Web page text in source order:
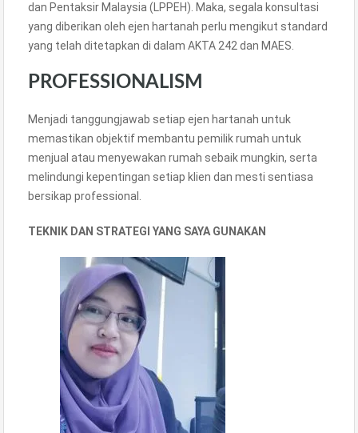
dan Pentaksir Malaysia (LPPEH). Maka, segala konsultasi
yang diberikan oleh ejen hartanah perlu mengikut standard
yang telah ditetapkan di dalam AKTA 242 dan MAES.
PROFESSIONALISM
Menjadi tanggungjawab setiap ejen hartanah untuk
memastikan objektif membantu pemilik rumah untuk
menjual atau menyewakan rumah sebaik mungkin, serta
melindungi kepentingan setiap klien dan mesti sentiasa
bersikap professional.
TEKNIK DAN STRATEGI YANG SAYA GUNAKAN